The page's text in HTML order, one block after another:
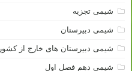
شیمی تجزیه
شیمی دبیرستان
شیمی دبیرستان های خارج از کشور
شیمی دهم فصل اول